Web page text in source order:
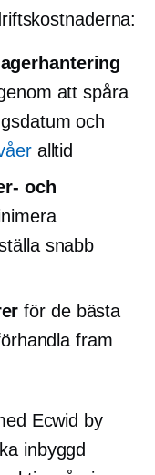
att spåra
och
alltid
och
snabb
för de bästa
fram
Ecwid by
inbyggd